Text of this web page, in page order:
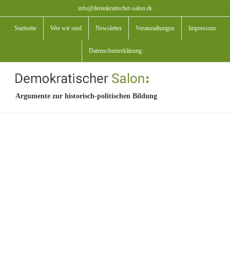
Inhalt
springen
info@demokratischer-salon.de
Startseite Wer wir sind Newsletter Veranstaltungen Impressum
Datenschutzerklärung
Argumente zur historisch-politischen Bildung